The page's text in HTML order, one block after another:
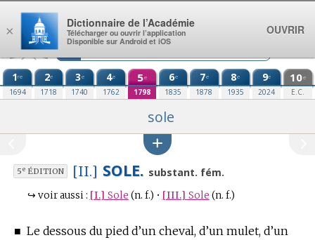
Aller au contenu
1re
1694
2e
1718
3e
1740
4e
1762
5e
1798
6e
1835
7e
1878
8e
1935
9e
2024
10e
E.C.
sole
5eÉDITION [II.] SOLE. substant. fém.
↪ voir aussi : [I.] Sole (n. f.) • [III.] Sole (n. f.)
■ Le dessous du pied d’un cheval, d’un mulet, d’un
×
Dictionnaire de l’Académie
Télécharger ou ouvrir l’application
Disponible sur Android et iOS
OUVRIR